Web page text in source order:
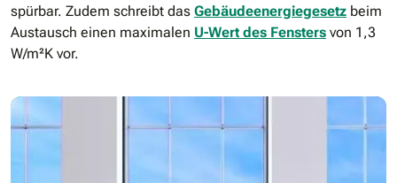
spürbar. Zudem schreibt das Gebäudeenergiegesetz beim
Austausch einen maximalen U-Wert des Fensters von 1,3
W/m²K vor.